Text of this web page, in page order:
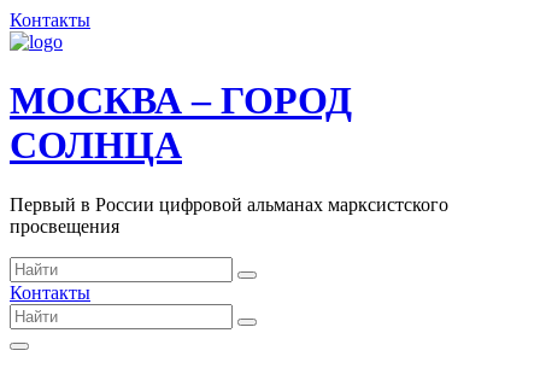
Контакты
МОСКВА – ГОРОД
СОЛНЦА
Первый в России цифровой альманах марксистского
просвещения
Контакты